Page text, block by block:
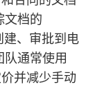
文档的
建、审批到电
通常使用
并减少手动